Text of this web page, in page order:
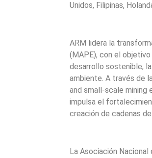
Unidos, Filipinas,
ARM lidera la
(MAPE), con el
desarrollo sostenible,
ambiente. A través de
and small-scale mining
impulsa el
creación de cadenas
La Asociación